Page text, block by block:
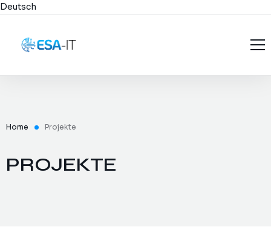
Deutsch
Dienstleistungen
Home Projekte
PROJEKTE